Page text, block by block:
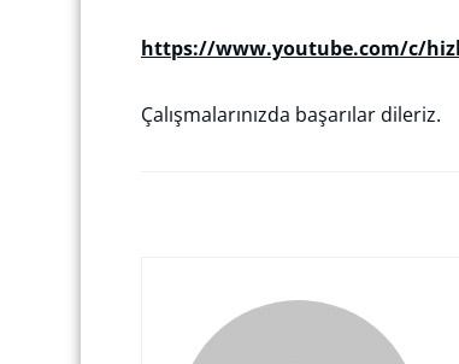
https://www.youtube.com/c/
Çalışmalarınızda başarılar dileriz.